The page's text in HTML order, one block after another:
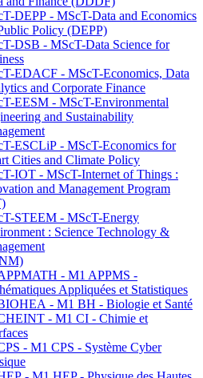
DEPP - MScT-Data and Economics
Policy (DEPP)
DSB - MScT-Data Science for
EDACF - MScT-Economics, Data
and Corporate Finance
EESM - MScT-Environmental
and Sustainability
ESCLiP - MScT-Economics for
Cities and Climate Policy
IOT - MScT-Internet of Things :
and Management Program
STEEM - MScT-Energy
: Science Technology &
- M1 APPMS -
Appliquées et Statistiques
- M1 BH - Biologie et Santé
- M1 CI - Chimie et
- M1 CPS - Système Cyber